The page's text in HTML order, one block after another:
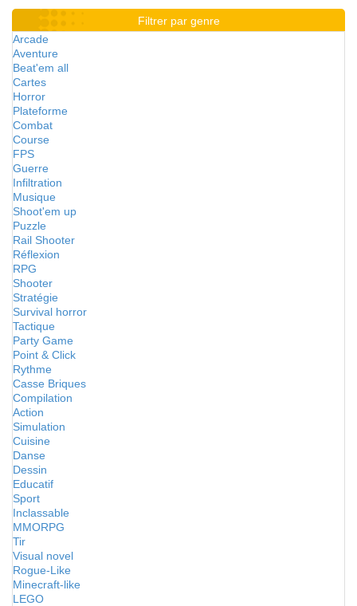
Filtrer par genre
Arcade
Aventure
Beat'em all
Cartes
Horror
Plateforme
Combat
Course
FPS
Guerre
Infiltration
Musique
Shoot'em up
Puzzle
Rail Shooter
Réflexion
RPG
Shooter
Stratégie
Survival horror
Tactique
Party Game
Point & Click
Rythme
Casse Briques
Compilation
Action
Simulation
Cuisine
Danse
Dessin
Educatif
Sport
Inclassable
MMORPG
Tir
Visual novel
Rogue-Like
Minecraft-like
LEGO